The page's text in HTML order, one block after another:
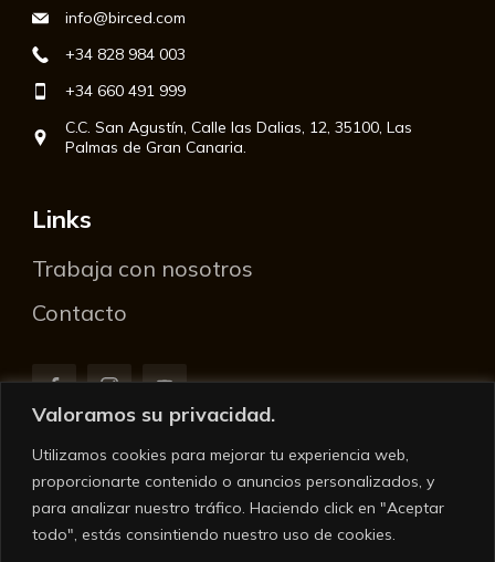
Valoramos su privacidad.
Utilizamos cookies para mejorar tu experiencia web,
proporcionarte contenido o anuncios personalizados, y
para analizar nuestro tráfico. Haciendo click en "Aceptar
todo", estás consintiendo nuestro uso de cookies.
info@birced.com
+34 828 984 003
+34 660 491 999
C.C. San Agustín, Calle las Dalias, 12, 35100, Las
Palmas de Gran Canaria.
Links
Trabaja con nosotros
Contacto
Aviso De Seguridad
Términos de uso